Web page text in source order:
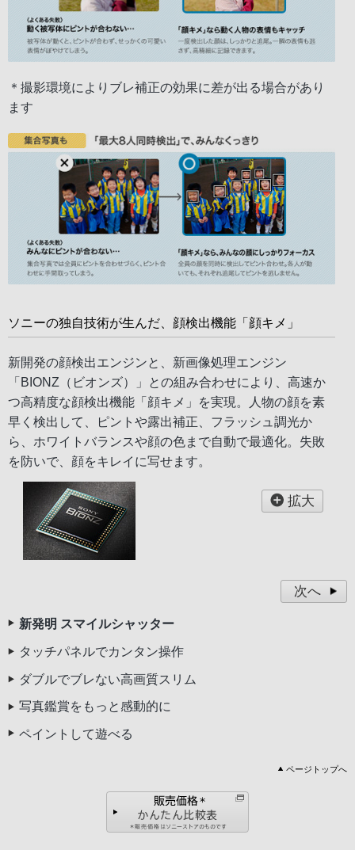
＊撮影環境によりブレ補正の効果に差が出る場合があり
ます
ソニーの独自技術が生んだ、顔検出機能「顔キメ」
新開発の顔検出エンジンと、新画像処理エンジン
「BIONZ（ビオンズ）」との組み合わせにより、高速か
つ高精度な顔検出機能「顔キメ」を実現。人物の顔を素
早く検出して、ピントや露出補正、フラッシュ調光か
ら、ホワイトバランスや顔の色まで自動で最適化。失敗
を防いで、顔をキレイに写せます。
拡大
次へ
新発明 スマイルシャッター
タッチパネルでカンタン操作
ダブルでブレない高画質スリム
写真鑑賞をもっと感動的に
ペイントして遊べる
ページトップへ